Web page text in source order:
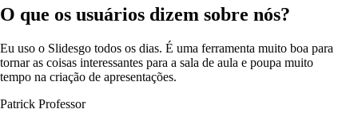
O que os usuários dizem sobre nós?
Eu uso o Slidesgo todos os dias. É uma ferramenta muito boa para
tornar as coisas interessantes para a sala de aula e poupa muito
tempo na criação de apresentações.
Patrick Professor